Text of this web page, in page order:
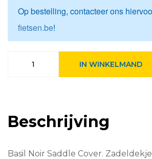
Op bestelling, contacteer ons
fietsen.be!
zadeldek
IN WINKELMAND
Beschrijving
Basil Noir Saddle Cover.